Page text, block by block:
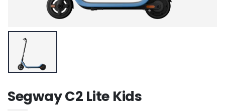
Segway C2 Lite Kids